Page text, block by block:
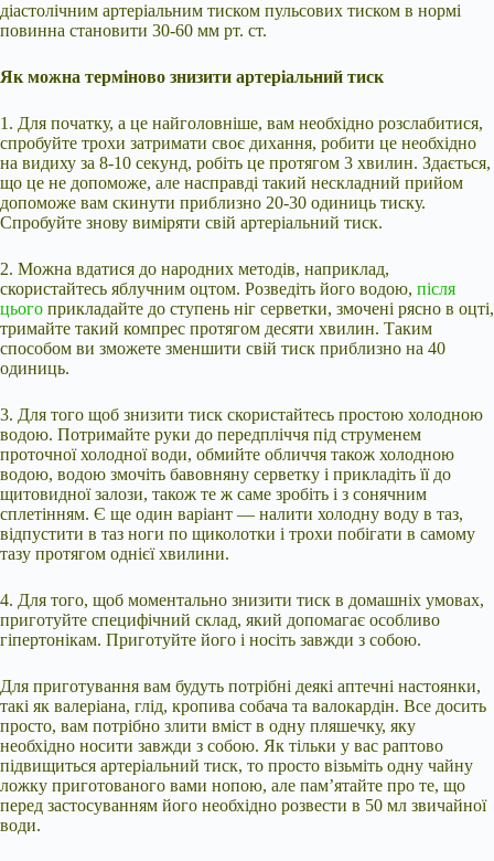
діастолічним артеріальним тиском пульсових тиском в нормі
повинна становити 30-60 мм рт. ст.
Як можна терміново знизити артеріальний тиск
1. Для початку, а це найголовніше, вам необхідно розслабитися,
спробуйте трохи затримати своє дихання, робити це необхідно
на видиху за 8-10 секунд, робіть це протягом 3 хвилин. Здається,
що це не допоможе, але насправді такий нескладний прийом
допоможе вам скинути приблизно 20-30 одиниць тиску.
Спробуйте знову виміряти свій артеріальний тиск.
2. Можна вдатися до народних методів, наприклад,
скористайтесь яблучним оцтом. Розведіть його водою, після
цього прикладайте до ступень ніг серветки, змочені рясно в оцті,
тримайте такий компрес протягом десяти хвилин. Таким
способом ви зможете зменшити свій тиск приблизно на 40
одиниць.
3. Для того щоб знизити тиск скористайтесь простою холодною
водою. Потримайте руки до передпліччя під струменем
проточної холодної води, обмийте обличчя також холодною
водою, водою змочіть бавовняну серветку і прикладіть її до
щитовидної залози, також те ж саме зробіть і з сонячним
сплетінням. Є ще один варіант — налити холодну воду в таз,
відпустити в таз ноги по щиколотки і трохи побігати в самому
тазу протягом однієї хвилини.
4. Для того, щоб моментально знизити тиск в домашніх умовах,
приготуйте специфічний склад, який допомагає особливо
гіпертонікам. Приготуйте його і носіть завжди з собою.
Для приготування вам будуть потрібні деякі аптечні настоянки,
такі як валеріана, глід, кропива собача та валокардін. Все досить
просто, вам потрібно злити вміст в одну пляшечку, яку
необхідно носити завжди з собою. Як тільки у вас раптово
підвищиться артеріальний тиск, то просто візьміть одну чайну
ложку приготованого вами нопою, але пам’ятайте про те, що
перед застосуванням його необхідно розвести в 50 мл звичайної
води.